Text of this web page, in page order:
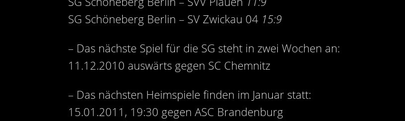
SG Schöneberg Berlin – SV Zwickau 04 15:9
– Das nächste Spiel für die SG steht in zwei Wochen an:
11.12.2010 auswärts gegen SC Chemnitz
– Das nächsten Heimspiele finden im Januar statt:
15.01.2011, 19:30 gegen ASC Brandenburg